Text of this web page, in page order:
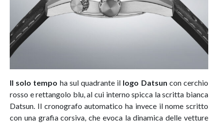
Il solo tempo ha sul quadrante il logo Datsun con cerchio
rosso e rettangolo blu, al cui interno spicca la scritta bianca
Datsun. Il cronografo automatico ha invece il nome scritto
con una grafia corsiva, che evoca la dinamica delle vetture